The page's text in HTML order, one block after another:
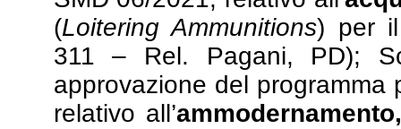
(Loitering Ammunitions) per il
311 – Rel. Pagani, PD);
approvazione del programma
relativo all’